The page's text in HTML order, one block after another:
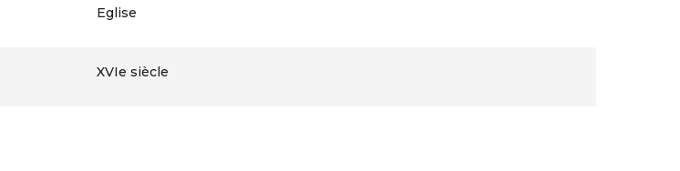
Eglise
XVIe siècle